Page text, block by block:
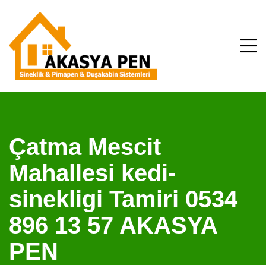
Çatma Mescit
Mahallesi kedi-
sinekligi Tamiri 0534
896 13 57 AKASYA
PEN